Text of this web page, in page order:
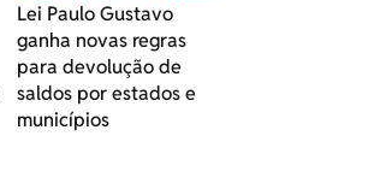
Lei Paulo Gustavo
ganha novas regras
para devolução de
saldos por estados e
municípios